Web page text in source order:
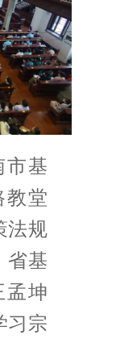
市基
教堂
法规
省基
孟坤
习宗